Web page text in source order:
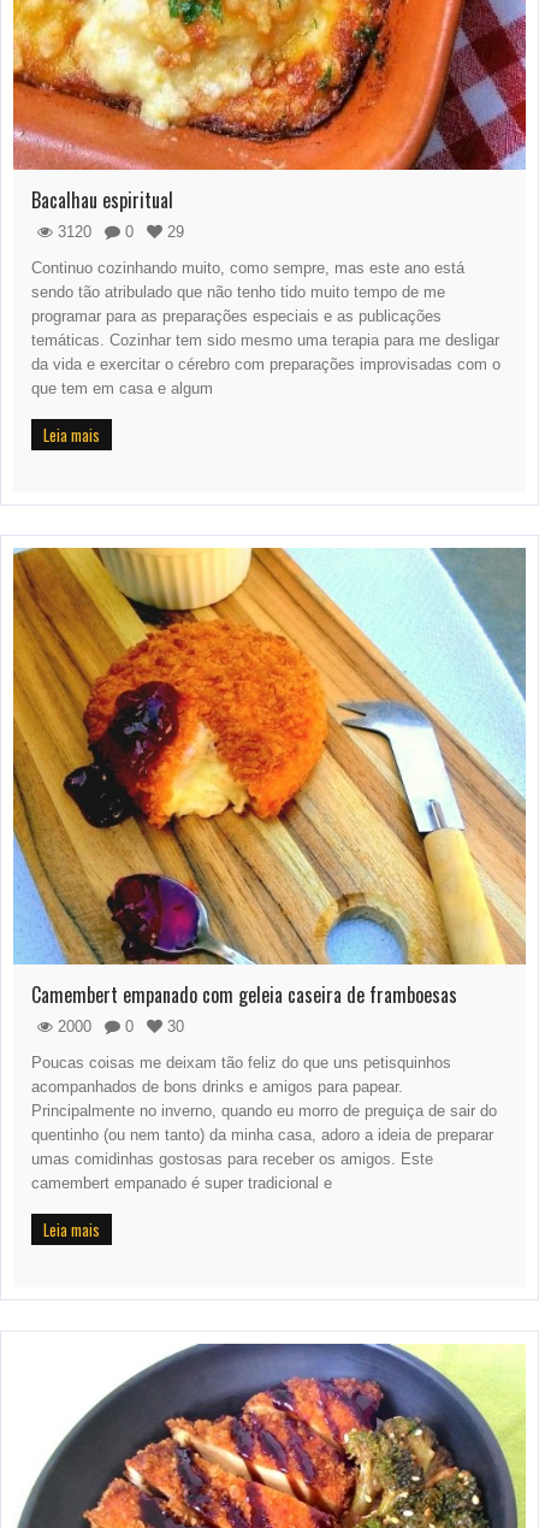
Bacalhau espiritual
3120 0
29
Continuo cozinhando muito, como sempre, mas este ano está
sendo tão atribulado que não tenho tido muito tempo de me
programar para as preparações especiais e as publicações
temáticas. Cozinhar tem sido mesmo uma terapia para me desligar
da vida e exercitar o cérebro com preparações improvisadas com o
que tem em casa e algum
Leia mais
Camembert empanado com geleia caseira de framboesas
2000 0
30
Poucas coisas me deixam tão feliz do que uns petisquinhos
acompanhados de bons drinks e amigos para papear.
Principalmente no inverno, quando eu morro de preguiça de sair do
quentinho (ou nem tanto) da minha casa, adoro a ideia de preparar
umas comidinhas gostosas para receber os amigos. Este
camembert empanado é super tradicional e
Leia mais